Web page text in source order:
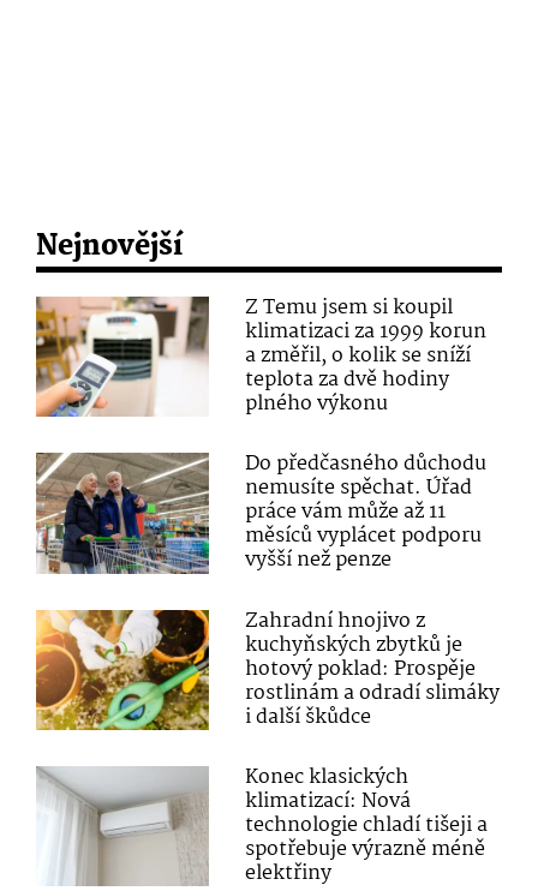
Nejnovější
Z Temu jsem si koupil
klimatizaci za 1999 korun
a změřil, o kolik se sníží
teplota za dvě hodiny
plného výkonu
Do předčasného důchodu
nemusíte spěchat. Úřad
práce vám může až 11
měsíců vyplácet podporu
vyšší než penze
Zahradní hnojivo z
kuchyňských zbytků je
hotový poklad: Prospěje
rostlinám a odradí slimáky
i další škůdce
Konec klasických
klimatizací: Nová
technologie chladí tišeji a
spotřebuje výrazně méně
elektřiny